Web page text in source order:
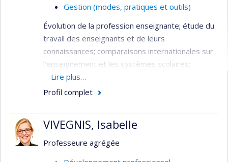
Gestion (modes, pratiques et outils)
Évolution de la profession enseignante; étude du
travail des enseignants et de leurs
connaissances; comparaisons internationales sur
l'enseignement et les systèmes scolaires;
l'organisation du travail dans le système scolaire.
Champs de spécialisation
de l’éducation.
L’histoire sociale de la profession
enseignante et le travail des enseignants.
Lire plus…
Profil complet
VIVEGNIS, Isabelle
Professeure agrégée